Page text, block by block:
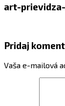
art-
Pridaj
Vaša e-mailová